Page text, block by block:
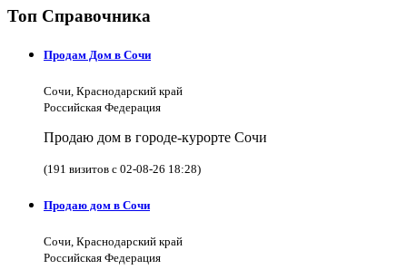
Топ Справочника
Продам Дом в Сочи
Сочи, Краснодарский край
Российская Федерация
Продаю дом в городе-курорте Сочи
(191 визитов с 02-08-26 18:28)
Продаю дом в Сочи
Сочи, Краснодарский край
Российская Федерация